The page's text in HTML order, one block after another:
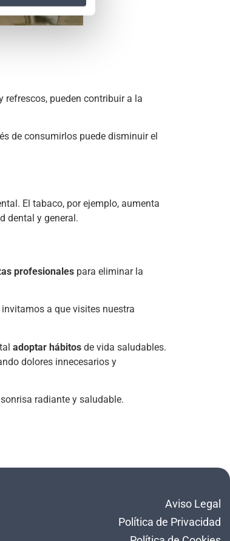
refrescos, pueden contribuir a la
de consumirlos puede disminuir el
El tabaco, por ejemplo, aumenta
dental y general.
profesionales para eliminar la
invitamos a que visites nuestra
adoptar hábitos de vida saludables.
dolores innecesarios y
radiante y saludable.
Aviso Legal
Política de Privacidad